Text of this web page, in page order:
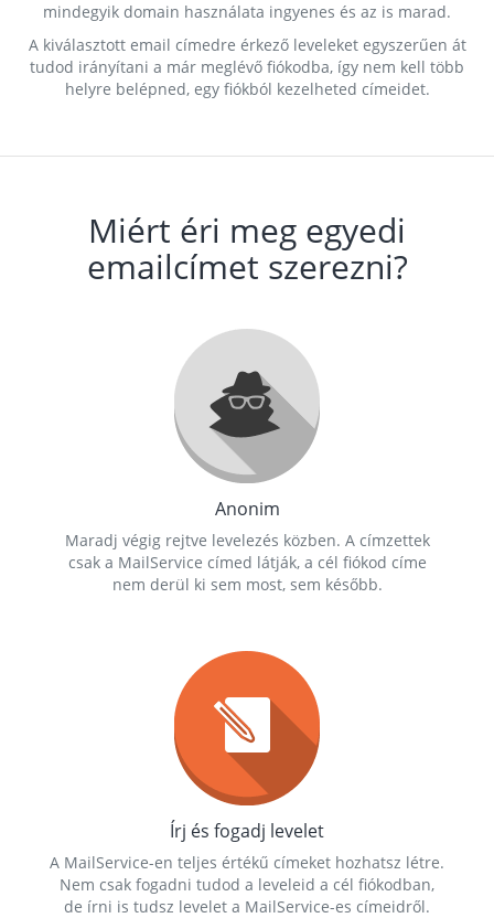
mindegyik domain használata ingyenes és az is marad.
A kiválasztott email címedre érkező leveleket egyszerűen át
tudod irányítani a már meglévő fiókodba, így nem kell több
helyre belépned, egy fiókból kezelheted címeidet.
Miért éri meg egyedi
emailcímet szerezni?
Anonim
Maradj végig rejtve levelezés közben. A címzettek
csak a MailService címed látják, a cél fiókod címe
nem derül ki sem most, sem később.
Írj és fogadj levelet
A MailService-en teljes értékű címeket hozhatsz létre.
Nem csak fogadni tudod a leveleid a cél fiókodban,
de írni is tudsz levelet a MailService-es címeidről.